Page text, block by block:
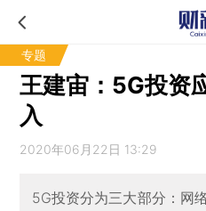
专题
王建宙：5G投资
入
2020年06月22日 13:29
5G投资分为三大部分：网